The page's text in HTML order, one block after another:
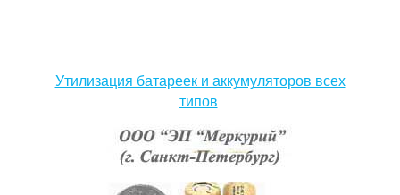
Утилизация батареек и аккумуляторов всех
типов